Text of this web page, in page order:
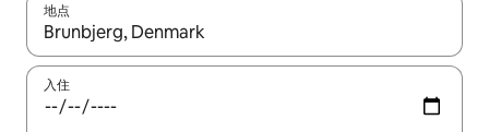
地点
如有搜索结果，请使用上下方向键查看，或通过点击或滑动手势
入住